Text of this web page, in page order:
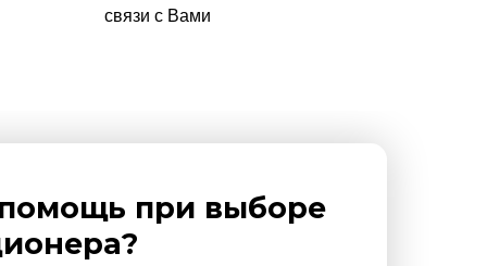
связи с Вами
при выборе